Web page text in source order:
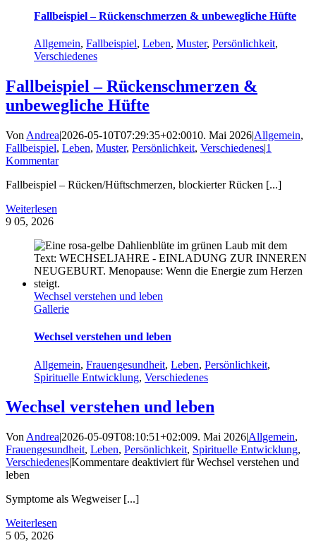
Fallbeispiel – Rückenschmerzen & unbewegliche Hüfte
Allgemein, Fallbeispiel, Leben, Muster, Persönlichkeit,
Verschiedenes
Fallbeispiel – Rückenschmerzen &
unbewegliche Hüfte
Von Andrea|2026-05-10T07:29:35+02:0010. Mai 2026|Allgemein,
Fallbeispiel, Leben, Muster, Persönlichkeit, Verschiedenes|1
Kommentar
Fallbeispiel – Rücken/Hüftschmerzen, blockierter Rücken [...]
Weiterlesen
9 05, 2026
Wechsel verstehen und leben
Gallerie
Wechsel verstehen und leben
Allgemein, Frauengesundheit, Leben, Persönlichkeit,
Spirituelle Entwicklung, Verschiedenes
Wechsel verstehen und leben
Von Andrea|2026-05-09T08:10:51+02:009. Mai 2026|Allgemein,
Frauengesundheit, Leben, Persönlichkeit, Spirituelle Entwicklung,
Verschiedenes|Kommentare deaktiviert für Wechsel verstehen und
leben
Symptome als Wegweiser [...]
Weiterlesen
5 05, 2026